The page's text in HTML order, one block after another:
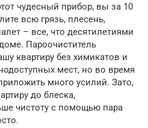
чудесный прибор, вы за 10
всю грязь, плесень,
– все, что десятилетиями
Пароочиститель
квартиру без химикатов и
мест, но во время
много усилий. Зато,
до блеска,
чистоту с помощью пара